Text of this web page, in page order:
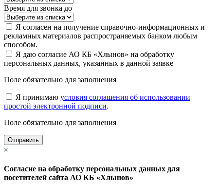
Время для звонка до
Я согласен на получение справочно-информационных и
рекламных материалов распространяемых банком любым
способом.
Я даю согласие АО КБ «Хлынов» на обработку
персональных данных, указанных в данной заявке
Поле обязательно для заполнения
Я принимаю условия соглашения об использовании
простой электронной подписи.
Поле обязательно для заполнения
Отправить
Согласие на обработку персональных данных для
посетителей сайта АО КБ «Хлынов»